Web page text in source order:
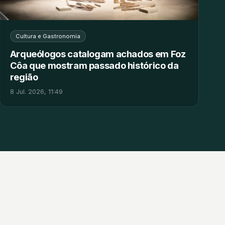
Cultura e Gastronomia
Arqueólogos catalogam achados em Foz
Côa que mostram passado histórico da
região
8 Jul. 2026, 11:49